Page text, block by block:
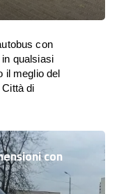
con
qualsiasi
il meglio del
di
con